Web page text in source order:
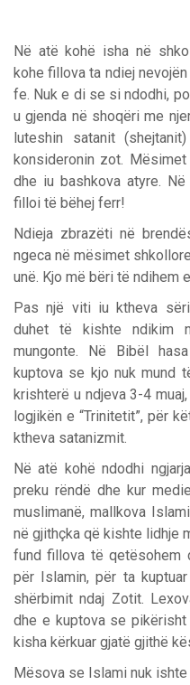
Në atë kohë isha në
kohe fillova ta ndiej
fe. Nuk e di se si ndodhi,
u gjenda në shoqëri me
luteshin satanit
konsideronin zot.
dhe iu bashkova atyre.
filloi të bëhej ferr!
Ndieja zbrazëti në
ngeca në mësimet
unë. Kjo më bëri të ndihem
Pas një viti iu ktheva
duhet të kishte ndikim
mungonte. Në Bibël
kuptova se kjo nuk mund
krishterë u ndjeva 3-4
logjikën e “Trinitetit”, për
ktheva satanizmit.
Në atë kohë ndodhi
preku rëndë dhe kur
muslimanë, mallkova
në gjithçka që kishte lidhje
fund fillova të qetësohem
për Islamin, për ta
shërbimit ndaj Zotit.
dhe e kuptova se
kisha kërkuar gjatë gjithë
Mësova se Islami nuk